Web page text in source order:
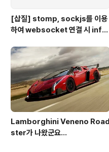
[삽질] stomp, sockjs를 이용
하여 websocket 연결 시 info
Lamborghini Veneno Road
ster가 나왔군요...